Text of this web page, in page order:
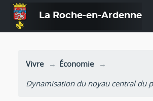
La Roche-en-Ardenne
Vivre
Économie
Dynamisation du noyau central du